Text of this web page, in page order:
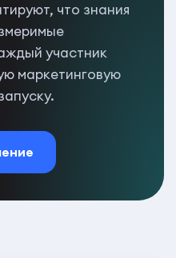
что знания
участник
маркетинговую